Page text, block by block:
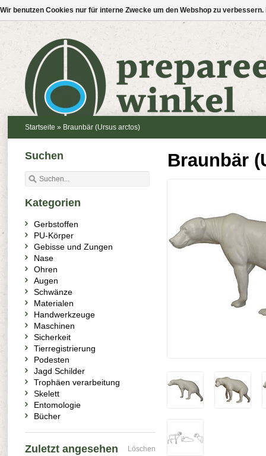
Startseite » Braunbär (Ursus arctos)
Braunbär
Suchen
Kategorien
Gerbstoffen
PU-Körper
Gebisse und Zungen
Nase
Ohren
Augen
Schwänze
Materialen
Handwerkzeuge
Maschinen
Sicherkeit
Tierregistrierung
Podesten
Jagd Schilder
Trophäen verarbeitung
Skelett
Entomologie
Bücher
Zuletzt angesehen Löschen
Wir benutzen Cookies nur für interne Zwecke um den Webshop zu